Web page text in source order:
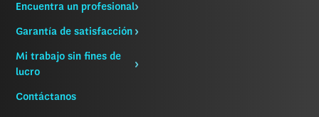
Encuentra un profesional
Garantía de satisfacción
Mi trabajo sin fines de
lucro
Contáctanos